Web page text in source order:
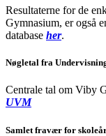
Resultaterne for de
Gymnasium, er også
database her.
Nøgletal fra
Centrale tal om Viby
UVM
Samlet fravær for